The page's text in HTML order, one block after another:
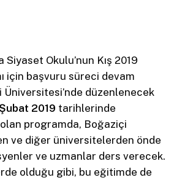
Okulu’nun Kış 2019
için başvuru süreci devam
Üniversitesi’nde düzenlenecek
2019 tarihlerinde
programda, Boğaziçi
ve diğer üniversitelerden önde
ve uzmanlar ders verecek.
olduğu gibi, bu eğitimde de